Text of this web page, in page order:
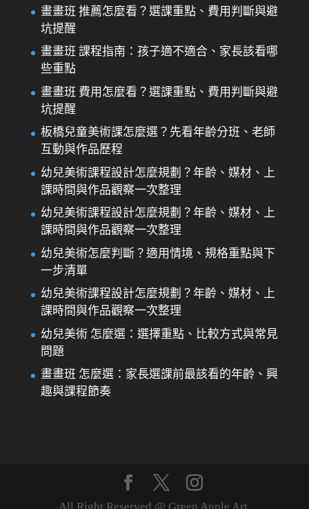
畫畫班 推薦怎麼看？選課重點、費用判斷與避
坑提醒
畫畫班 課程指南：孩子適不適合、家長該看哪
些重點
畫畫班 費用怎麼看？選課重點、費用判斷與避
坑提醒
板橋兒童美術課怎麼選？先看年齡分班、老師
互動與作品歷程
幼兒美術課程設計怎麼規劃？年齡、媒材、上
課時間與作品觀察一次整理
幼兒美術課程設計怎麼規劃？年齡、媒材、上
課時間與作品觀察一次整理
幼兒美術怎麼判斷？適用情境、規格重點與下
一步清單
幼兒美術課程設計怎麼規劃？年齡、媒材、上
課時間與作品觀察一次整理
幼兒美術 怎麼選：選擇重點、比較方式與常見
問題
畫畫班 怎麼選：家長選課前最該看的年齡、興
趣與課程節奏